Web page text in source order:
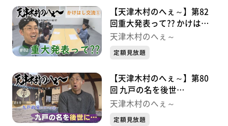
【天津木村のへぇ～】第82
回重大発表って?? かけはし
交流シリーズ①
天津木村のへぇ～
定額見放題
【天津木村のへぇ～】第80
回 九戸の名を後世
に・・・ 九戸政実シリーズ
天津木村のへぇ～
定額見放題